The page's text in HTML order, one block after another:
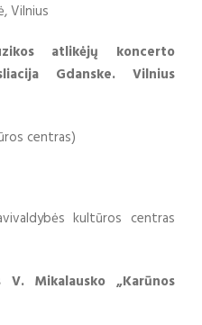
Vilnius
atlikėjų koncerto
Gdanske. Vilnius
centras)
kultūros centras
Mikalausko „Karūnos